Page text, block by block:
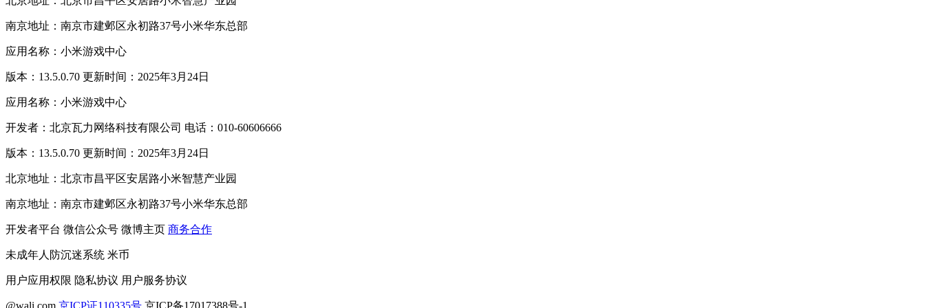
南京地址：南京市建邺区永初路37号小米华东总部
应用名称：小米游戏中心
版本：13.5.0.70 更新时间：2025年3月24日
应用名称：小米游戏中心
开发者：北京瓦力网络科技有限公司 电话：010-60606666
版本：13.5.0.70 更新时间：2025年3月24日
北京地址：北京市昌平区安居路小米智慧产业园
南京地址：南京市建邺区永初路37号小米华东总部
开发者平台 微信公众号 微博主页 商务合作
未成年人防沉迷系统 米币
用户应用权限 隐私协议 用户服务协议
@wali.com 京ICP证110335号 京ICP备17017388号-1